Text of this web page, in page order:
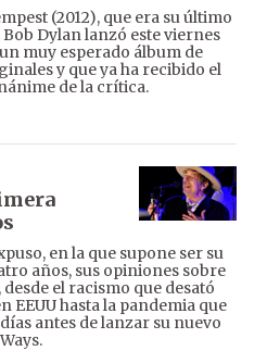
(2012), que era su último
Dylan lanzó este viernes
muy esperado álbum de
y que ya ha recibido el
de la crítica.
en la que supone ser su
años, sus opiniones sobre
el racismo que desató
EEUU hasta la pandemia que
antes de lanzar su nuevo